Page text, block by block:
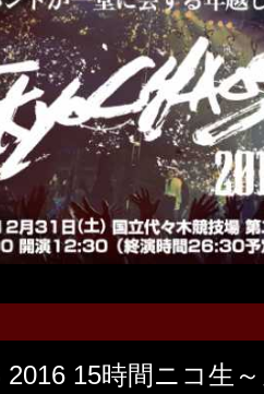
2016 15時間ニコ生